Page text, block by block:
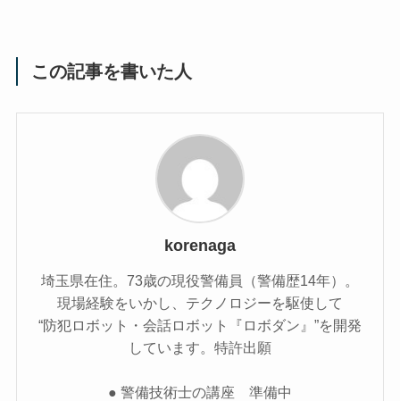
この記事を書いた人
korenaga
埼玉県在住。73歳の現役警備員（警備歴14年）。
現場経験をいかし、テクノロジーを駆使して
“防犯ロボット・会話ロボット『ロボダン』”を開発
しています。特許出願
● 警備技術士の講座 準備中